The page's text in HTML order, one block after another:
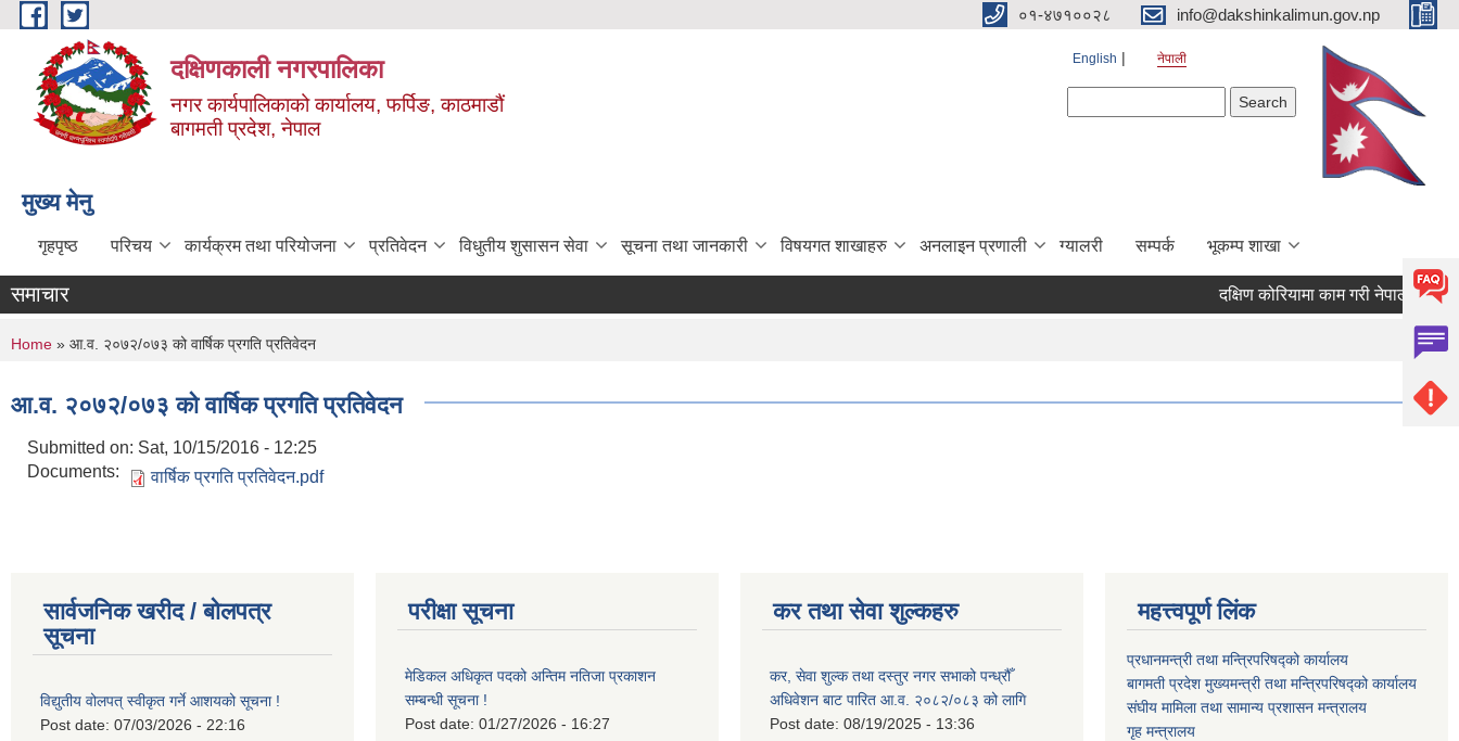
Skip to main content ०१-४७१००२८ info@dakshinkalimun.gov.np
दक्षिणकाली नगरपालिका
नगर कार्यपालिकाको कार्यालय, फर्पिङ, काठमाडौं
बागमती प्रदेश, नेपाल
English नेपाली
मुख्य मेनु
गृहपृष्ठ परिचय कार्यक्रम तथा परियोजना प्रतिवेदन विधुतीय शुसासन सेवा सूचना तथा जानकारी विषयगत शाखाहरु अनलाइन प्रणाली ग्यालरी सम्पर्क भूकम्प शाखा
समाचार दक्षिण कोरियामा काम गरी नेपाल
You are here
Home » आ.व. २०७२/०७३ को वार्षिक प्रगति प्रतिवेदन
आ.व. २०७२/०७३ को वार्षिक प्रगति प्रतिवेदन
Submitted on: Sat, 10/15/2016 - 12:25
Documents:
वार्षिक प्रगति प्रतिवेदन.pdf
सार्वजनिक खरीद / बोलपत्र
सूचना
विद्युतीय वोलपत् स्वीकृत गर्ने आशयको सूचना !
Post date: 07/03/2026 - 22:16
परीक्षा सूचना
मेडिकल अधिकृत पदको अन्तिम नतिजा प्रकाशन
सम्बन्धी सूचना !
Post date: 01/27/2026 - 16:27
कर तथा सेवा शुल्कहरु
कर, सेवा शुल्क तथा दस्तुर नगर सभाको पन्ध्रौँ
अधिवेशन बाट पारित आ.व. २०८२/०८३ को लागि
Post date: 08/19/2025 - 13:36
महत्त्वपूर्ण लिंक
प्रधानमन्त्री तथा मन्त्रिपरिषद्को कार्यालय
बागमती प्रदेश मुख्यमन्त्री तथा मन्त्रिपरिषद्को कार्यालय
संघीय मामिला तथा सामान्य प्रशासन मन्त्रालय
गृह मन्त्रालय